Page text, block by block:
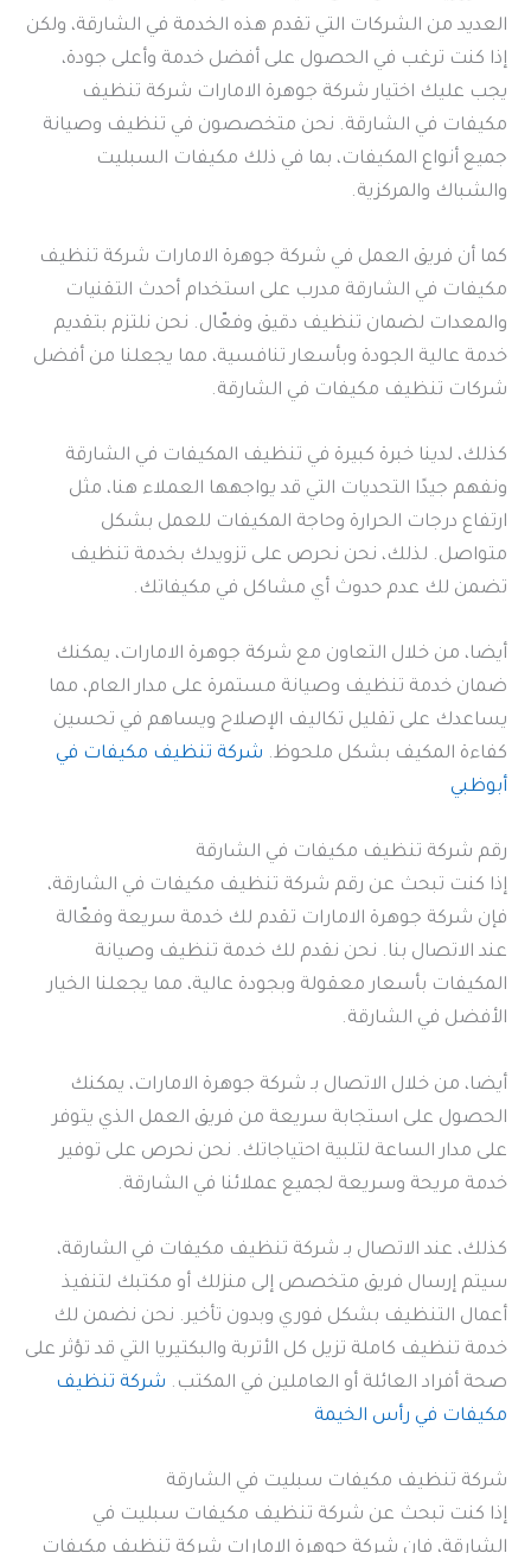
العديد من الشركات التي تقدم هذه الخدمة في الشارقة، ولكن
إذا كنت ترغب في الحصول على أفضل خدمة وأعلى جودة،
يجب عليك اختيار شركة جوهرة الامارات شركة تنظيف
مكيفات في الشارقة. نحن متخصصون في تنظيف وصيانة
جميع أنواع المكيفات، بما في ذلك مكيفات السبليت
والشباك والمركزية.
كما أن فريق العمل في شركة جوهرة الامارات شركة تنظيف
مكيفات في الشارقة مدرب على استخدام أحدث التقنيات
والمعدات لضمان تنظيف دقيق وفعّال. نحن نلتزم بتقديم
خدمة عالية الجودة وبأسعار تنافسية، مما يجعلنا من أفضل
شركات تنظيف مكيفات في الشارقة.
كذلك، لدينا خبرة كبيرة في تنظيف المكيفات في الشارقة
ونفهم جيدًا التحديات التي قد يواجهها العملاء هنا، مثل
ارتفاع درجات الحرارة وحاجة المكيفات للعمل بشكل
متواصل. لذلك، نحن نحرص على تزويدك بخدمة تنظيف
تضمن لك عدم حدوث أي مشاكل في مكيفاتك.
أيضا، من خلال التعاون مع شركة جوهرة الامارات، يمكنك
ضمان خدمة تنظيف وصيانة مستمرة على مدار العام، مما
يساعدك على تقليل تكاليف الإصلاح ويساهم في تحسين
كفاءة المكيف بشكل ملحوظ. شركة تنظيف مكيفات في
أبوظبي
رقم شركة تنظيف مكيفات في الشارقة
إذا كنت تبحث عن رقم شركة تنظيف مكيفات في الشارقة،
فإن شركة جوهرة الامارات تقدم لك خدمة سريعة وفعّالة
عند الاتصال بنا. نحن نقدم لك خدمة تنظيف وصيانة
المكيفات بأسعار معقولة وبجودة عالية، مما يجعلنا الخيار
الأفضل في الشارقة.
أيضا، من خلال الاتصال بـ شركة جوهرة الامارات، يمكنك
الحصول على استجابة سريعة من فريق العمل الذي يتوفر
على مدار الساعة لتلبية احتياجاتك. نحن نحرص على توفير
خدمة مريحة وسريعة لجميع عملائنا في الشارقة.
كذلك، عند الاتصال بـ شركة تنظيف مكيفات في الشارقة،
سيتم إرسال فريق متخصص إلى منزلك أو مكتبك لتنفيذ
أعمال التنظيف بشكل فوري وبدون تأخير. نحن نضمن لك
خدمة تنظيف كاملة تزيل كل الأتربة والبكتيريا التي قد تؤثر على
صحة أفراد العائلة أو العاملين في المكتب. شركة تنظيف
مكيفات في رأس الخيمة
شركة تنظيف مكيفات سبليت في الشارقة
إذا كنت تبحث عن شركة تنظيف مكيفات سبليت في
الشارقة، فإن شركة جوهرة الامارات شركة تنظيف مكيفات